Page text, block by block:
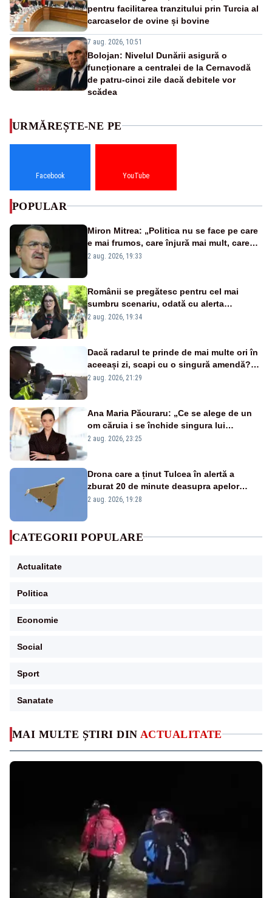
pentru facilitarea tranzitului prin Turcia al
carcaselor de ovine și bovine
7 aug. 2026, 10:51
Bolojan: Nivelul Dunării asigură o
funcționare a centralei de la Cernavodă
de patru-cinci zile dacă debitele vor
scădea
MAI MULTE ȘTIRI DIN ACTUALITATE
URMĂREȘTE-NE PE
Facebook YouTube
POPULAR
Miron Mitrea: „Politica nu se face pe care
e mai frumos, care înjură mai mult, care
țipă mai tare, ci pe proiecte”
2 aug. 2026, 19:33
Românii se pregătesc pentru cel mai
sumbru scenariu, odată cu alerta
energetică
2 aug. 2026, 19:34
Dacă radarul te prinde de mai multe ori în
aceeași zi, scapi cu o singură amendă?
Ce spune legea
2 aug. 2026, 21:29
Ana Maria Păcuraru: „Ce se alege de un
om căruia i se închide singura lui
portiță?”
2 aug. 2026, 23:25
Drona care a ținut Tulcea în alertă a
zburat 20 de minute deasupra apelor
României. Au fost ridicate două F-16
2 aug. 2026, 19:28
CATEGORII POPULARE
Actualitate
Politica
Economie
Social
Sport
Sanatate